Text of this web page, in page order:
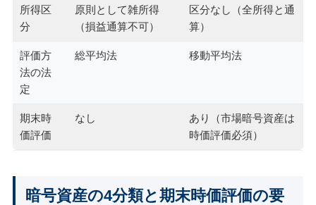
所得区
分
原則として雑所得
（損益通算不可）
区分なし（全所得と通
算）
評価方
法の法
定
総平均法 移動平均法
期末時
価評価
なし
あり（市場暗号資産は
時価評価必須）
暗号資産の4分類と期末時価評価の要